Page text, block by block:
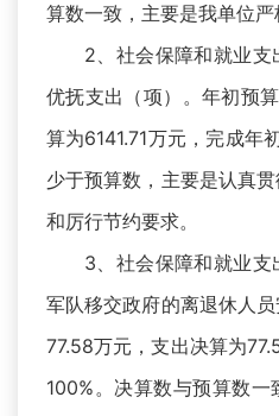
算数一致，主要是我单位严
2、社会保障和就业
优抚支出（项）。年初预
算为6141.71万元，完成年
少于预算数，主要是认真
和厉行节约要求。
3、社会保障和就业支
军队移交政府的离退休人
77.58万元，支出决算为
100%。决算数与预算数